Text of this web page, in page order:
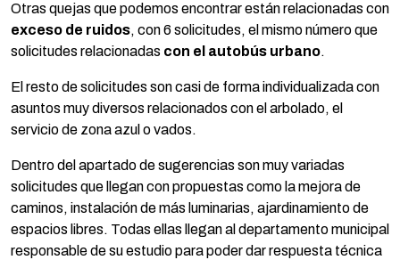
Otras quejas que podemos encontrar están relacionadas con
exceso de ruidos, con 6 solicitudes, el mismo número que
solicitudes relacionadas con el autobús urbano.
El resto de solicitudes son casi de forma individualizada con
asuntos muy diversos relacionados con el arbolado, el
servicio de zona azul o vados.
Dentro del apartado de sugerencias son muy variadas
solicitudes que llegan con propuestas como la mejora de
caminos, instalación de más luminarias, ajardinamiento de
espacios libres. Todas ellas llegan al departamento municipal
responsable de su estudio para poder dar respuesta técnica